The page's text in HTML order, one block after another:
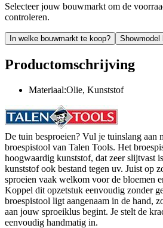
Selecteer jouw bouwmarkt om de
controleren.
In welke bouwmarkt te koop? Showmodel
Productomschrijving
Materiaal:Olie, Kunststof
De tuin besproeien? Vul je tuinslang aan
broespistool van Talen Tools. Het
hoogwaardig kunststof, dat zeer slijtvast
kunststof ook bestand tegen uv. Juist op
sproeien vaak welkom voor de bloemen
Koppel dit opzetstuk eenvoudig zonder
broespistool ligt aangenaam in de hand,
aan jouw sproeiklus begint. Je stelt de
eenvoudig handmatig in.